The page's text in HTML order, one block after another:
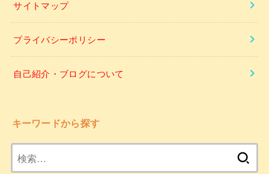
サイトマップ
プライバシーポリシー
自己紹介・ブログについて
キーワードから探す